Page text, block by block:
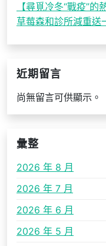
【尋覓冷冬“戰疫”
草莓森和診所減重送
近期留言
尚無留言可供顯示。
彙整
2026 年 8 月
2026 年 7 月
2026 年 6 月
2026 年 5 月